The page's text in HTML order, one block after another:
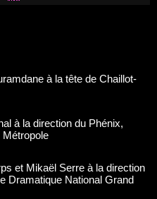
à la tête de Chaillot-
à la direction du Phénix,
et Mikaël Serre à la direction
Dramatique National Grand
nommés à la direction du